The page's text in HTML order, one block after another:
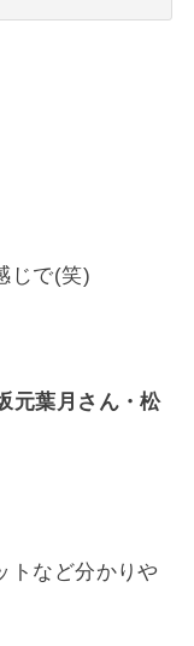
じで(笑)
元葉月さん・松
トなど分かりや